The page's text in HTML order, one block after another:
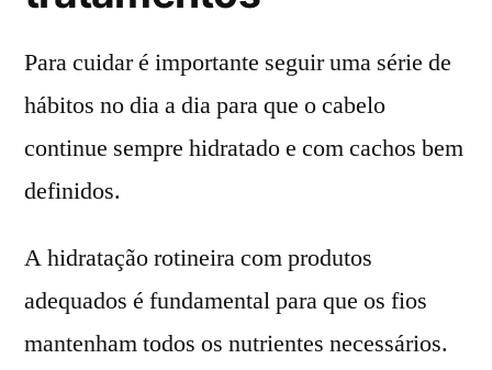
Para cuidar é importante seguir uma série de
hábitos no dia a dia para que o cabelo
continue sempre hidratado e com cachos bem
definidos.
A hidratação rotineira com produtos
adequados é fundamental para que os fios
mantenham todos os nutrientes necessários.